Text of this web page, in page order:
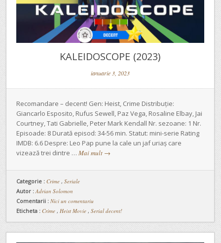
KALEIDOSCOPE (2023)
ianuarie 3, 2023
Recomandare – decent! Gen: Heist, Crime Distribuție:
Giancarlo Esposito, Rufus Sewell, Paz Vega, Rosaline Elbay, Jai
Courtney, Tati Gabrielle, Peter Mark Kendall Nr. sezoane: 1 Nr.
Episoade: 8 Durată episod: 34-56 min. Statut: mini-serie Rating
IMDB: 6.6 Despre: Leo Pap pune la cale un jaf uriaș care
vizează trei dintre … Mai mult →
Categorie : Crime , Seriale
Autor : Adrian Solomon
Comentarii : Nici un comentariu
Eticheta : Crime , Heist Movie , Serial decent!